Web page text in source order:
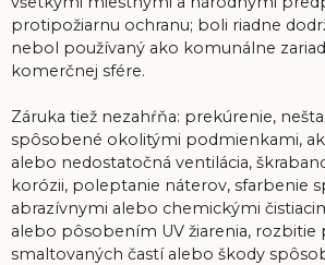
protipožiarnu ochranu; boli riadne
nebol používaný ako komunálne
komerčnej sfére.
Záruka tiež nezahŕňa: prekúrenie,
spôsobené okolitými podmienkami,
alebo nedostatočná ventilácia,
korózii, poleptanie náterov, sfarbenie
abrazívnymi alebo chemickými
alebo pôsobením UV žiarenia, rozbitie
smaltovaných častí alebo škody